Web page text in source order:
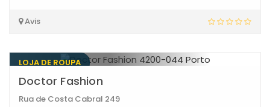
Avis
LOJA DE ROUPA
Doctor Fashion
Rua de Costa Cabral 249